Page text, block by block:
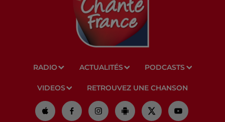
RADIO ACTUALITÉS PODCASTS
VIDEOS RETROUVEZ UNE CHANSON